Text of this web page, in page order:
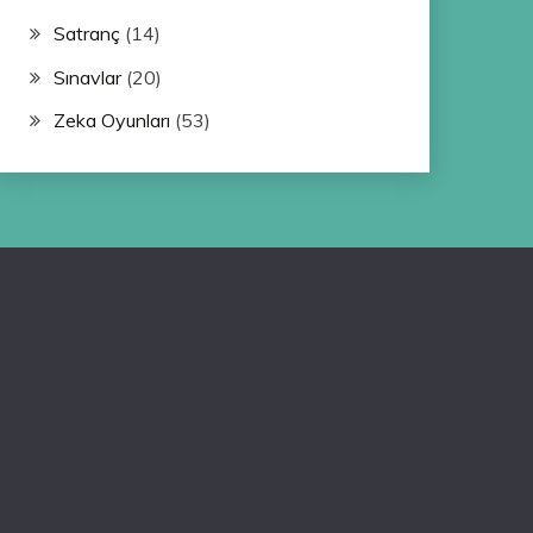
Satranç(14)
Sınavlar(20)
Zeka Oyunları (53)